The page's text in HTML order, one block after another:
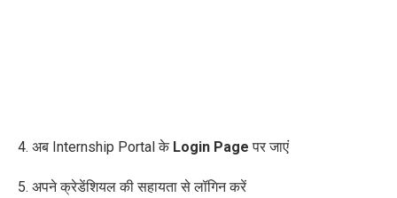
4. अब Internship Portal के Login Page पर जाएं
5. अपने क्रेडेंशियल की सहायता से लॉगिन करें